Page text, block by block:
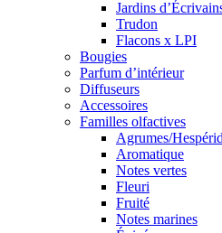
Jardins
Trudon
Flacons x LPI
Bougies
Parfum d’intérieur
Diffuseurs
Accessoires
Familles olfactives
Agrumes/
Aromatique
Notes vertes
Fleuri
Fruité
Notes marines